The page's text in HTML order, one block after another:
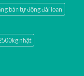
bán tự động đài loan
nhật